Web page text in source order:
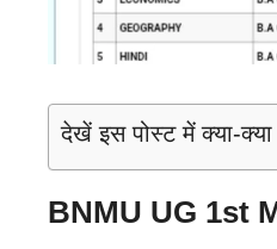
देखें इस पोस्ट में क्या-
BNMU UG 1st